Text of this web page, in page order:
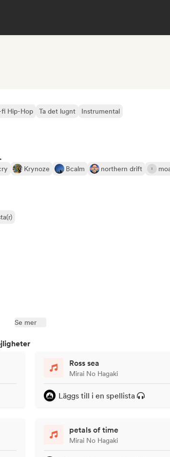
Hip-Hop Ta det lugnt Instrumental
Krynoze Bcalm northern drift
Se mer
Ross sea
Mirai No Hagaki
Läggs till i en spellista
petals of time
Mirai No Hagaki